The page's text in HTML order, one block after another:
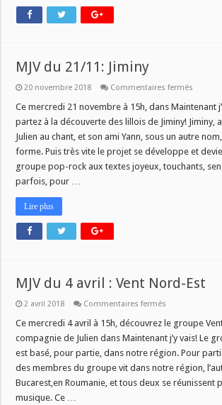
MJV du 21/11: Jiminy
20 novembre 2018 Commentaires fermés
du
Jiminy
Ce mercredi 21 novembre à 15h, dans Maintenant
partez à la découverte des lillois de Jiminy! Jiminy,
Julien au chant, et son ami Yann, sous un autre
forme. Puis très vite le projet se développe et
groupe pop-rock aux textes joyeux, touchants,
parfois, pour …
Lire plus
MJV du 4 avril : Vent Nord-Est
2 avril 2018 Commentaires fermés
du
avril
:
Vent
Nord-
Ce mercredi 4 avril à 15h, découvrez le groupe
compagnie de Julien dans Maintenant j’y vais! Le
est basé, pour partie, dans notre région. Pour
des membres du groupe vit dans notre région,
Bucarest,en Roumanie, et tous deux se réunissent
musique. Ce …